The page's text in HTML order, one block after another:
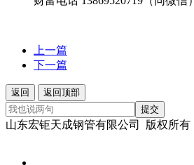
上一篇
下一篇
返回
返回顶部
提交
山东宏钜天成钢管有限公司 版权所有